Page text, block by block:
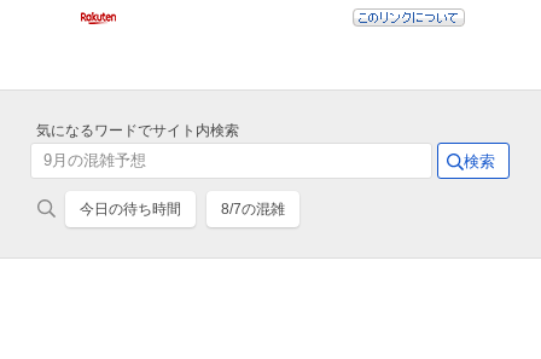
気になるワードでサイト内検索
今日の待ち時間 8/7の混雑